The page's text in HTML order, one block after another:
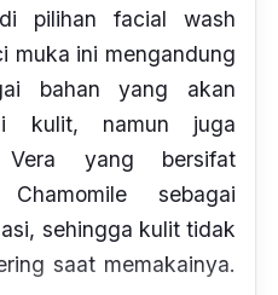
pilihan facial wash
muka ini mengandung
bahan yang akan
kulit, namun juga
yang bersifat
Chamomile sebagai
sehingga kulit tidak
saat memakainya.